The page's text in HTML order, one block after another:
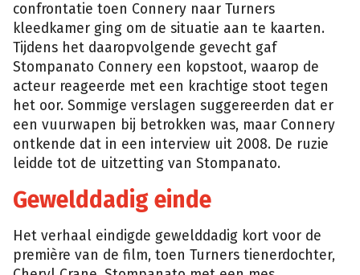
confrontatie toen Connery naar Turners
kleedkamer ging om de situatie aan te kaarten.
Tijdens het daaropvolgende gevecht gaf
Stompanato Connery een kopstoot, waarop de
acteur reageerde met een krachtige stoot tegen
het oor. Sommige verslagen suggereerden dat er
een vuurwapen bij betrokken was, maar Connery
ontkende dat in een interview uit 2008. De ruzie
leidde tot de uitzetting van Stompanato.
Gewelddadig einde
Het verhaal eindigde gewelddadig kort voor de
première van de film, toen Turners tienerdochter,